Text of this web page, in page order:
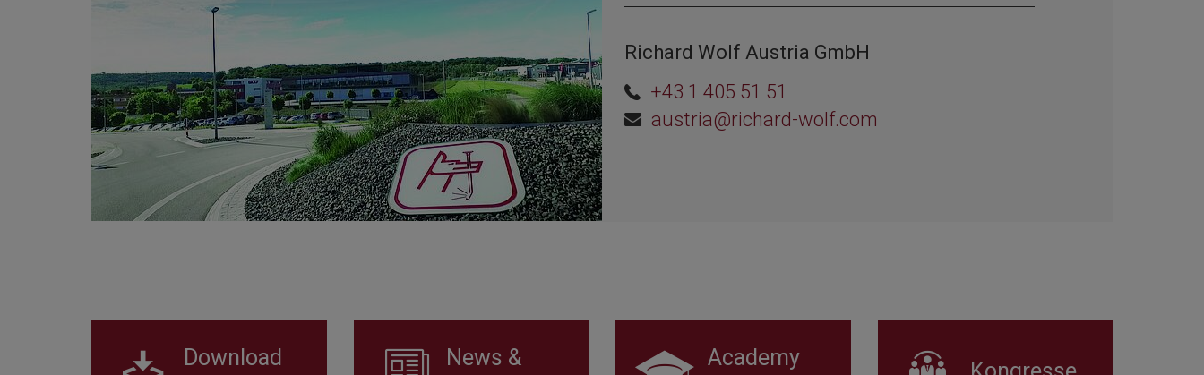
Richard Wolf Austria GmbH
+43 1 405 51 51
austria@richard-wolf.com
Download
News &
Academy